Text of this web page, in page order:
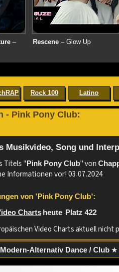
–
Rescene– Glow Up
Rock 100 Latino
- Pink Pony Club:
Musikvideo, Song und
Titels " Pink Pony Club" von
Informationen vor! 03.07.2024
von 'Pink Pony Club':
Charts heute: Platz 422
Video Charts aktuell nicht
Alternativ Dance / Club★